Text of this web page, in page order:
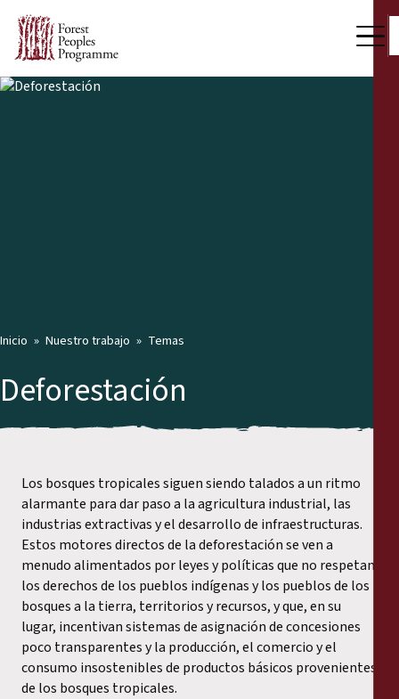
Inicio Nuestro trabajo Temas
Deforestación
Los bosques tropicales siguen siendo talados a un ritmo
alarmante para dar paso a la agricultura industrial, las
industrias extractivas y el desarrollo de infraestructuras.
Estos motores directos de la deforestación se ven a
menudo alimentados por leyes y políticas que no respetan
los derechos de los pueblos indígenas y los pueblos de los
bosques a la tierra, territorios y recursos, y que, en su
lugar, incentivan sistemas de asignación de concesiones
poco transparentes y la producción, el comercio y el
consumo insostenibles de productos básicos provenientes
de los bosques tropicales.